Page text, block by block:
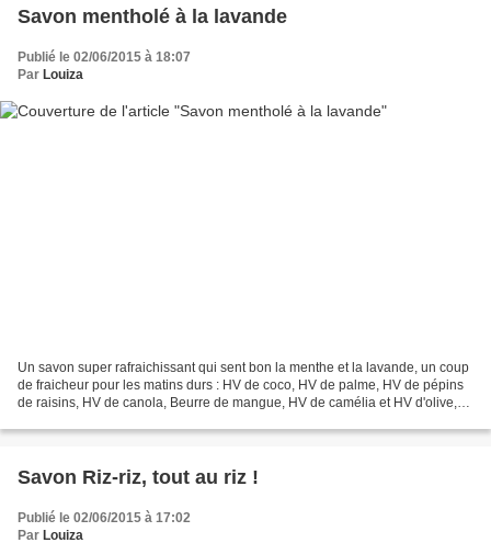
Savon mentholé à la lavande
Publié le 02/06/2015 à 18:07
Par Louiza
Un savon super rafraichissant qui sent bon la menthe et la lavande, un coup
de fraicheur pour les matins durs : HV de coco, HV de palme, HV de pépins
de raisins, HV de canola, Beurre de mangue, HV de camélia et HV d'olive,
Savon Riz-riz, tout au riz !
Publié le 02/06/2015 à 17:02
Par Louiza